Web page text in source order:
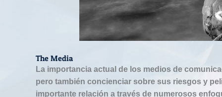
The Media
La importancia actual de los medios de comunicación
sobre sus riesgos y peligros. En este sentido, las
logotipos (geometría, figuras, simetrías y colores),